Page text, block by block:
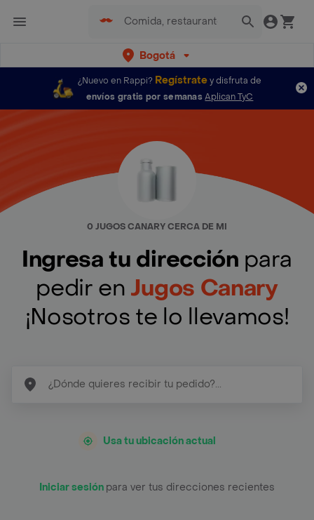
Bogotá
¿Nuevo en Rappi? Regístratey disfruta de
envíos gratis por semanas Aplican TyC
0 JUGOS CANARY CERCA DE MI
Ingresa tu dirección para
pedir en Jugos Canary
¡Nosotros te lo llevamos!
Usa tu ubicación actual
Iniciar sesión para ver tus direcciones recientes